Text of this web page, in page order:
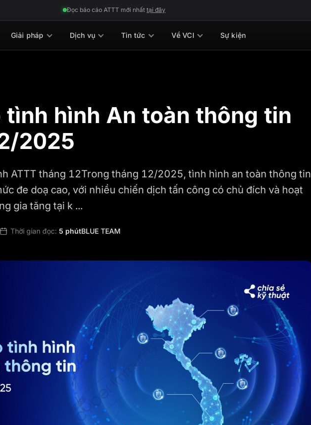
Đọc báo cáo ATTT mới nhất tại đây
Giải pháp Dịch vụ Tin tức Về VCI Sự kiện
tình hình An toàn thông tin
2025
ATTT tháng 12Trong tháng 12/2025, tình hình an toàn thông tin
đe doạ cao, với nhiều chiến dịch tấn công có chủ đích và hoạt
gia tăng tại k ...
Thời gian đọc: 5 phútBLUE TEAM